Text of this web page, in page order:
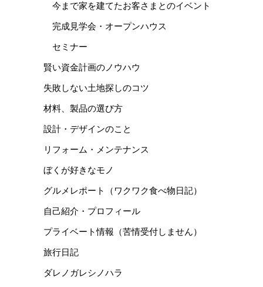
今まで家を建てたお客さまとのイベント
完成見学会・オープンハウス
セミナー
賢い資金計画のノウハウ
失敗しない土地探しのコツ
材料、製品の選び方
設計・デザインのこと
リフォーム・メンテナンス
ぼくが好きなモノ
グルメレポート（ワクワク食べ物日記）
自己紹介・プロフィール
プライベート情報（苦情受付しません）
旅行日記
ダレノガレシノハラ